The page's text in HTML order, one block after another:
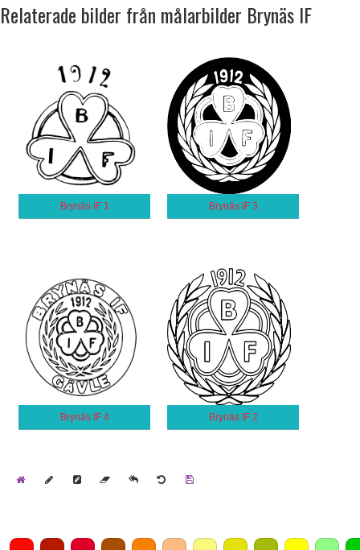
Relaterade bilder från målarbilder Brynäs IF
Brynäs IF 1 Brynäs IF 3
Brynäs IF 4 Brynäs IF 2